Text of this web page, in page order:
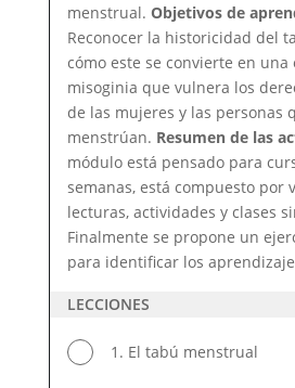
menstrual. Objetivos de
Reconocer la historicidad del
cómo este se convierte en una
misoginia que vulnera los
de las mujeres y las personas
menstrúan. Resumen de las
módulo está pensado para
semanas, está compuesto por
lecturas, actividades y clases
Finalmente se propone un
para identificar los
LECCIONES
1. El tabú menstrual